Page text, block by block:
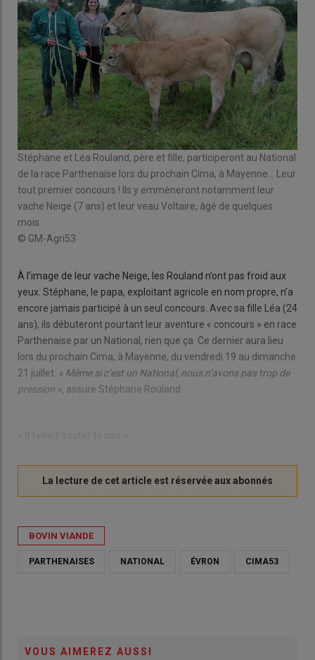
Stéphane et Léa Rouland, père et fille, participeront au National
de la race Parthenaise lors du prochain Cima, à Mayenne… Leur
tout premier concours ! Ils y emmèneront notamment leur
vache Neige (7 ans) et leur veau Voltaire, âgé de quelques
mois.
© GM-Agri53
À l’image de leur vache Neige, les Rouland n’ont pas froid aux
yeux. Stéphane, le papa, exploitant agricole en nom propre, n’a
encore jamais participé à un seul concours. Avec sa fille Léa (24
ans), ils débuteront pourtant leur aventure « concours » en race
Parthenaise par un National, rien que ça. Ce dernier aura lieu
lors du prochain Cima, à Mayenne, du vendredi 19 au dimanche
21 juillet. « Même si c’est un National, nous n’avons pas trop de
pression », assure Stéphane Rouland.
BOVIN VIANDE
PARTHENAISES NATIONAL ÉVRON CIMA53
VOUS AIMEREZ AUSSI